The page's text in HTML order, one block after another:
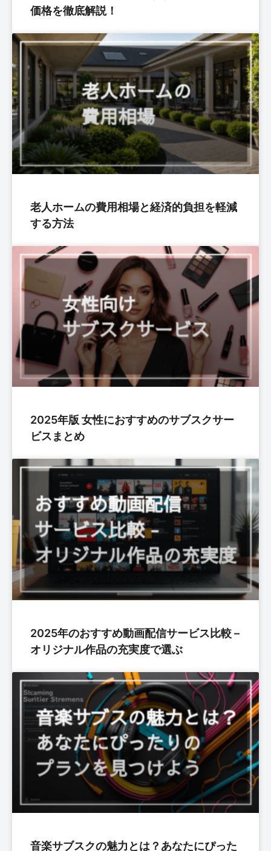
価格を徹底解説！
老人ホームの費用相場と経済的負担を軽減
する方法
2025年版 女性におすすめのサブスクサー
ビスまとめ
2025年のおすすめ動画配信サービス比較 –
オリジナル作品の充実度で選ぶ
音楽サブスクの魅力とは？あなたにぴった